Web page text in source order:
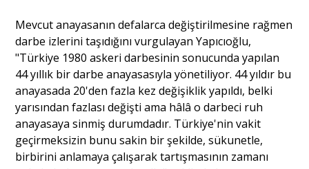
Mevcut anayasanın defalarca değiştirilmesine rağmen
darbe izlerini taşıdığını vurgulayan Yapıcıoğlu,
"Türkiye 1980 askeri darbesinin sonucunda yapılan
44 yıllık bir darbe anayasasıyla yönetiliyor. 44 yıldır bu
anayasada 20'den fazla kez değişiklik yapıldı, belki
yarısından fazlası değişti ama hâlâ o darbeci ruh
anayasaya sinmiş durumdadır. Türkiye'nin vakit
geçirmeksizin bunu sakin bir şekilde, sükunetle,
birbirini anlamaya çalışarak tartışmasının zamanı